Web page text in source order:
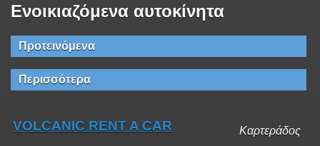
Ενοικιαζόμενα αυτοκίνητα
Προτεινόμενα
Περισσότερα
VOLCANIC RENT A CAR Καρτεράδος